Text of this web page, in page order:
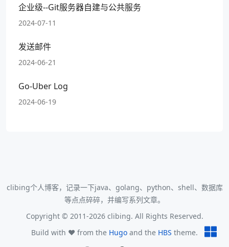
企业级--Git服务器自建与公共服务
2024-07-11
发送邮件
2024-06-21
Go-Uber Log
2024-06-19
clibing个人博客，记录一下java、golang、python、shell、数据库
等点点碎碎，并编写系列文章。
Copyright © 2011-2026 clibing. All Rights Reserved.
Build with ❤️ from the Hugo and the HBS theme.